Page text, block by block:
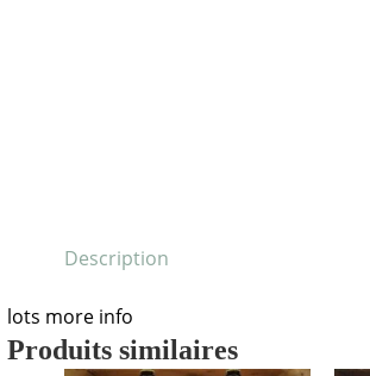
Description
lots more info
Produits similaires